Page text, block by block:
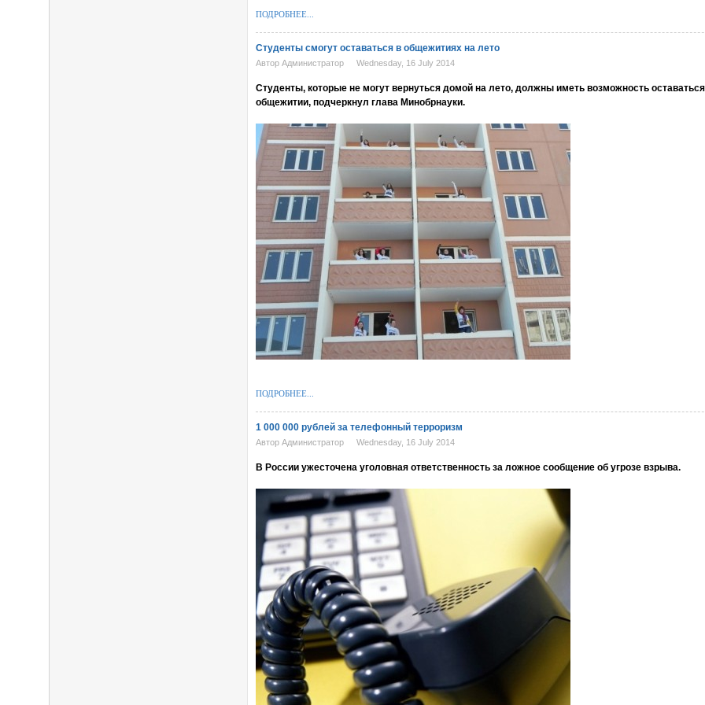
ПОДРОБНЕЕ...
Студенты смогут оставаться в общежитиях на лето
Автор Администратор Wednesday, 16 July 2014
Студенты, которые не могут вернуться домой на лето, должны иметь возможность
общежитии, подчеркнул глава Минобрнауки.
ПОДРОБНЕЕ...
1 000 000 рублей за телефонный терроризм
Автор Администратор Wednesday, 16 July 2014
В России ужесточена уголовная ответственность за ложное сообщение об угрозе взрыва.